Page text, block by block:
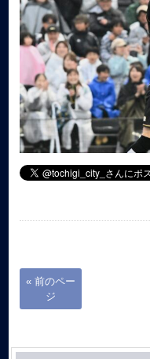
« 前のペー
ジ